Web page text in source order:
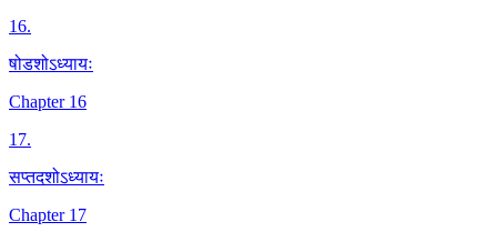
16.
षोडशोऽध्यायः
Chapter 16
17.
सप्तदशोऽध्यायः
Chapter 17